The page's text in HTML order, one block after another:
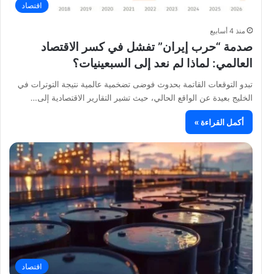
اقتصاد
منذ 4 أسابيع
صدمة “حرب إيران” تفشل في كسر الاقتصاد
العالمي: لماذا لم نعد إلى السبعينيات؟
تبدو التوقعات القاتمة بحدوث فوضى تضخمية عالمية نتيجة التوترات في
الخليج بعيدة عن الواقع الحالي، حيث تشير التقارير الاقتصادية إلى…
أكمل القراءة »
اقتصاد